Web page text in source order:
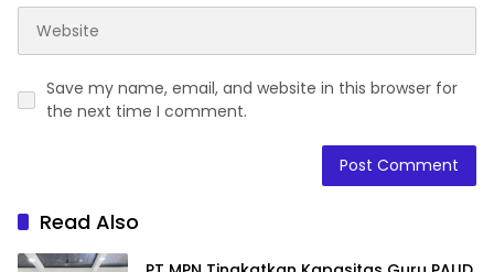
Save my name, email, and website in this browser for
the next time I comment.
Read Also